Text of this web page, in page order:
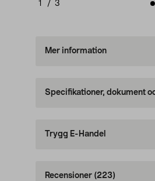
1 / 3
Mer information
Specifikationer, dokument
Trygg E-Handel
Recensioner (223)